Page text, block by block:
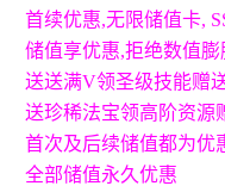
首续优惠,无限储值卡,
储值享优惠,拒绝数值
送送满V领圣级技能赠
送珍稀法宝领高阶资源
首次及后续储值都为优
全部储值永久优惠